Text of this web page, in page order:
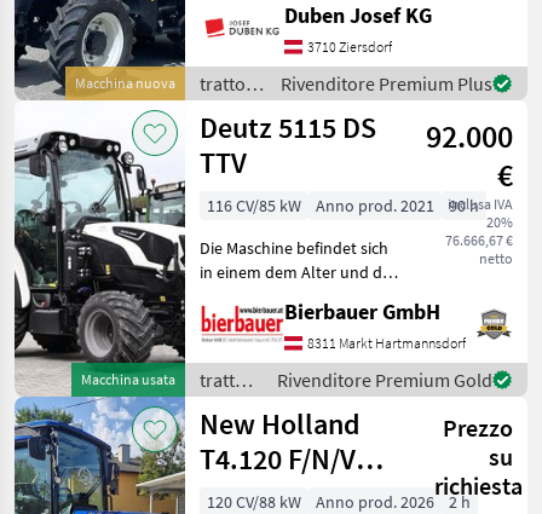
Macchina nuova
Luftfedersitz, 4
elektronische
Hecksteuergeräte und 8
Zwischenachsanschlüsse
rechts, elektronischer
Duben Josef KG
3710 Ziersdorf
trattori
/ New
Holland
Rivenditore Premium Plus
Macchina usata
Deutz 5115 DS
TTV
92.000
€
inclusa IVA
20%
76.666,67 €
netto
116 CV/85 kW Anno prod. 2021
90 h
Die Maschine befindet sich
in einem dem Alter und der
Zustand und kann nach
telefonischer Vereinbarung
gerne vor Ort besichtigt
und geprüft we
Bierbauer GmbH
8311 Markt Hartmannsdorf
trattori
/ Deutz
Fahr
Rivenditore Premium Gold
New Holland
T4.120 F/N/V
(Stage V)
Prezzo
su
richiesta
120 CV/88 kW Anno prod. 2026
2 h